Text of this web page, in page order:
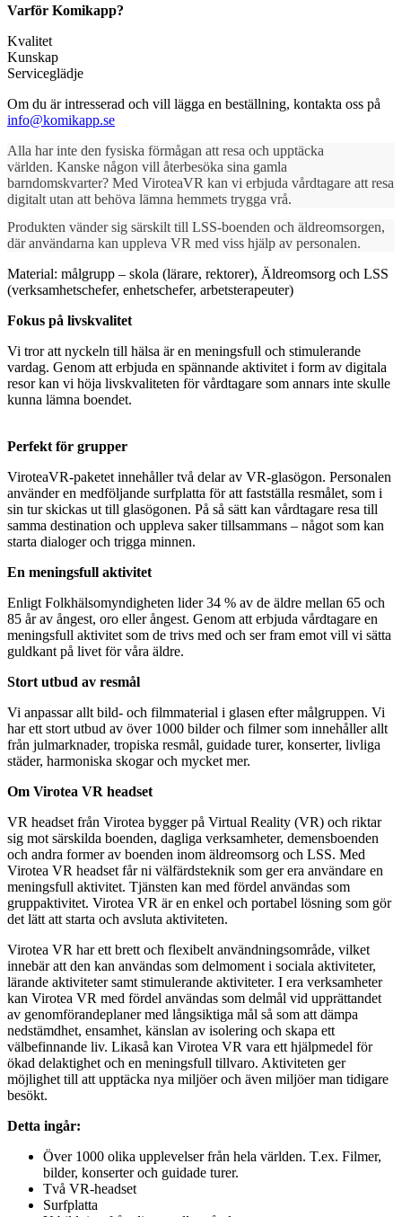
Varför Komikapp?
Kvalitet
Kunskap
Serviceglädje
Om du är intresserad och vill lägga en beställning, kontakta oss på
info@komikapp.se
Alla har inte den fysiska förmågan att resa och upptäcka
världen. Kanske någon vill återbesöka sina gamla
barndomskvarter? Med ViroteaVR kan vi erbjuda vårdtagare att resa
digitalt utan att behöva lämna hemmets trygga vrå.
Produkten vänder sig särskilt till LSS-boenden och äldreomsorgen,
där användarna kan uppleva VR med viss hjälp av personalen.
Material: målgrupp – skola (lärare, rektorer), Äldreomsorg och LSS
(verksamhetschefer, enhetschefer, arbetsterapeuter)
Fokus på livskvalitet
Vi tror att nyckeln till hälsa är en meningsfull och stimulerande
vardag. Genom att erbjuda en spännande aktivitet i form av digitala
resor kan vi höja livskvaliteten för vårdtagare som annars inte skulle
kunna lämna boendet.
Perfekt för grupper
ViroteaVR-paketet innehåller två delar av VR-glasögon. Personalen
använder en medföljande surfplatta för att fastställa resmålet, som i
sin tur skickas ut till glasögonen. På så sätt kan vårdtagare resa till
samma destination och uppleva saker tillsammans – något som kan
starta dialoger och trigga minnen.
En meningsfull aktivitet
Enligt Folkhälsomyndigheten lider 34 % av de äldre mellan 65 och
85 år av ångest, oro eller ångest. Genom att erbjuda vårdtagare en
meningsfull aktivitet som de trivs med och ser fram emot vill vi sätta
guldkant på livet för våra äldre.
Stort utbud av resmål
Vi anpassar allt bild- och filmmaterial i glasen efter målgruppen. Vi
har ett stort utbud av över 1000 bilder och filmer som innehåller allt
från julmarknader, tropiska resmål, guidade turer, konserter, livliga
städer, harmoniska skogar och mycket mer.
Om Virotea VR headset
VR headset från Virotea bygger på Virtual Reality (VR) och riktar
sig mot särskilda boenden, dagliga verksamheter, demensboenden
och andra former av boenden inom äldreomsorg och LSS. Med
Virotea VR headset får ni välfärdsteknik som ger era användare en
meningsfull aktivitet. Tjänsten kan med fördel användas som
gruppaktivitet. Virotea VR är en enkel och portabel lösning som gör
det lätt att starta och avsluta aktiviteten.
Virotea VR har ett brett och flexibelt användningsområde, vilket
innebär att den kan användas som delmoment i sociala aktiviteter,
lärande aktiviteter samt stimulerande aktiviteter. I era verksamheter
kan Virotea VR med fördel användas som delmål vid upprättandet
av genomförandeplaner med långsiktiga mål så som att dämpa
nedstämdhet, ensamhet, känslan av isolering och skapa ett
välbefinnande liv. Likaså kan Virotea VR vara ett hjälpmedel för
ökad delaktighet och en meningsfull tillvaro. Aktiviteten ger
möjlighet till att upptäcka nya miljöer och även miljöer man tidigare
besökt.
Detta ingår:
Över 1000 olika upplevelser från hela världen. T.ex. Filmer,
bilder, konserter och guidade turer.
Två VR-headset
Surfplatta